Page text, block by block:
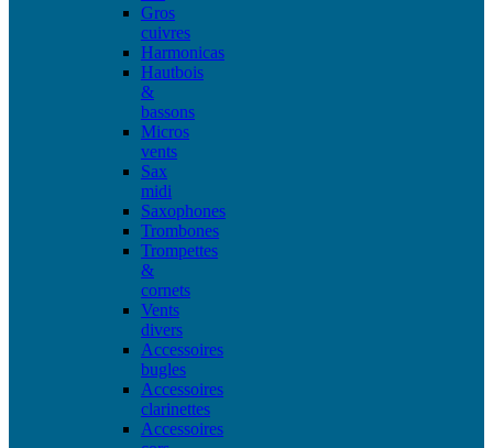
Gros
cuivres
Harmonicas
Hautbois
&
bassons
Micros
vents
Sax
midi
Saxophones
Trombones
Trompettes
&
cornets
Vents
divers
Accessoires
bugles
Accessoires
clarinettes
Accessoires